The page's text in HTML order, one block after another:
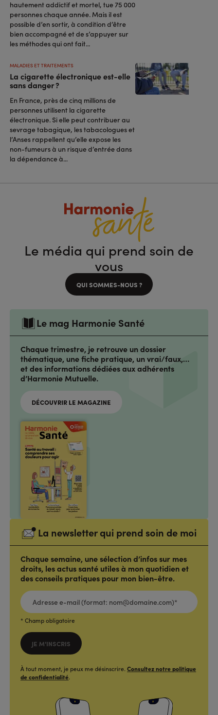
hautement addictif et mortel, tue 75 000
personnes chaque année. Mais il est
possible d’en sortir, à condition d’être
bien accompagné et de s’appuyer sur
les méthodes qui ont fait...
La cigarette électronique est-elle
sans danger ?
MALADIES ET TRAITEMENTS
En France, près de cinq millions de
personnes utilisent la cigarette
électronique. Si elle peut contribuer au
sevrage tabagique, les tabacologues et
l’Anses rappellent qu’elle expose les
non-fumeurs à un risque d’entrée dans
la dépendance à...
Le média qui prend soin de
vous
QUI SOMMES-NOUS ?
Le mag Harmonie Santé
Chaque trimestre, je retrouve un dossier
thématique, une fiche pratique, un vrai/faux,…
et des informations dédiées aux adhérents
d’Harmonie Mutuelle.
DÉCOUVRIR LE MAGAZINE
La newsletter qui prend soin de moi
Chaque semaine, une sélection d’infos sur mes
droits, les actus santé utiles à mon quotidien et
des conseils pratiques pour mon bien-être.
ADRESSE
E-
MAIL
(FORMAT:
NOM@DOMAINE.COM)*
* Champ obligatoire
JE M'INSCRIS
À tout moment, je peux me désinscrire. Consultez notre politique
de confidentialité.